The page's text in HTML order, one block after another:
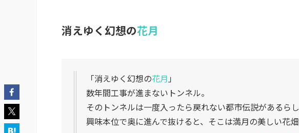
消えゆく幻想の花月
「消えゆく幻想の花月 」
数年間工事が進まないトンネル。
そのトンネルは一度入ったら戻れない都市伝説があるらし
興味本位で奥に進んで抜けると、そこは満月の美しい花畑